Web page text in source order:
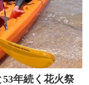
年続く花火祭